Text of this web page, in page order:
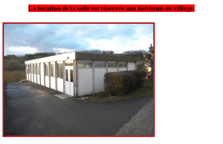
La location de la salle est réservée aux habitants du village.